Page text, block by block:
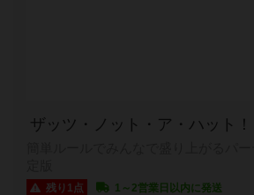
ザッツ・ノット・ア・ハット
残り1点
1～2営業日以内に発送